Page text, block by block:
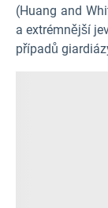
(Huang and
a extrémnější
případů